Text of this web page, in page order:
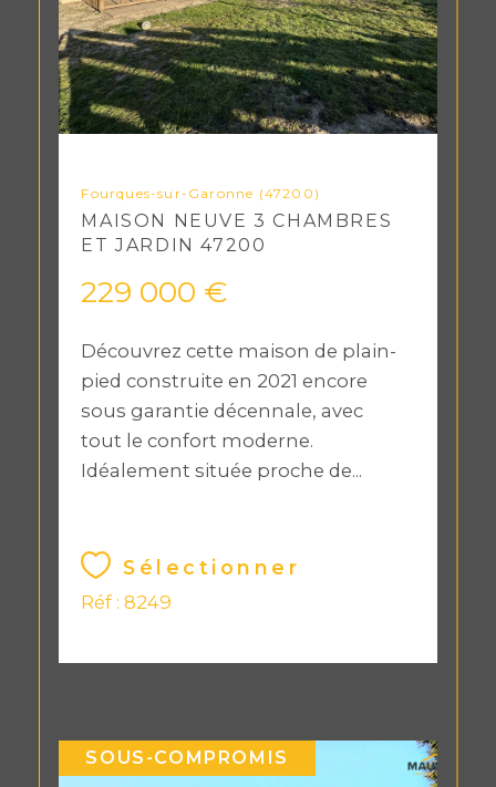
Fourques-sur-Garonne (47200)
MAISON NEUVE 3 CHAMBRES
ET JARDIN 47200
229 000 €
Découvrez cette maison de plain-
pied construite en 2021 encore
sous garantie décennale, avec
tout le confort moderne.
Idéalement située proche de...
Sélectionner
Réf : 8249
SOUS-COMPROMIS